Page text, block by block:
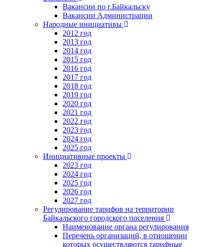
Вакансии по г.Байкальску
Вакансии Администрации
Народные инициативы
2012 год
2013 год
2014 год
2015 год
2016 год
2017 год
2018 год
2019 год
2020 год
2021 год
2022 год
2023 год
2024 год
2025 год
Инициативные проекты
2023 год
2024 год
2025 год
2026 год
2027 год
Регулирование тарифов на территории
Байкальского городского поселения
Наименование органа регулирования
Перечень организаций, в отношении
которых осуществляются тарифные